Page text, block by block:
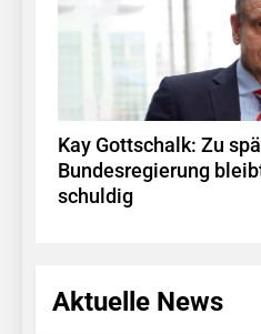
Kay Gottschalk: Zu
Bundesregierung
schuldig
Aktuelle News